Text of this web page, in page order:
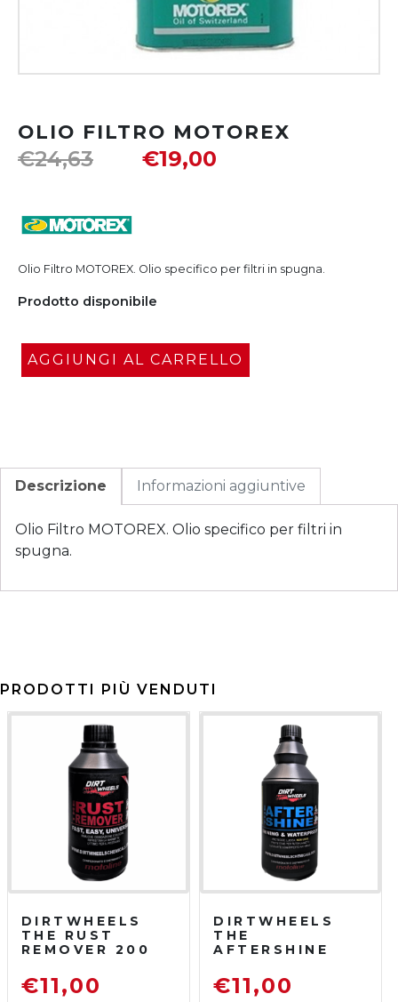
OLIO FILTRO MOTOREX
€24,63 €19,00
Olio Filtro MOTOREX. Olio specifico per filtri in spugna.
Prodotto disponibile
AGGIUNGI AL CARRELLO
Descrizione Informazioni aggiuntive
Olio Filtro MOTOREX. Olio specifico per filtri in
spugna.
PRODOTTI PIÙ VENDUTI
DIRTWHEELS
THE RUST
REMOVER 200
DISOSSIDANTE
RIMUOVI
€11,00
DIRTWHEELS
THE
AFTERSHINE
PROTETTIVO
LUCIDANTE
€11,00